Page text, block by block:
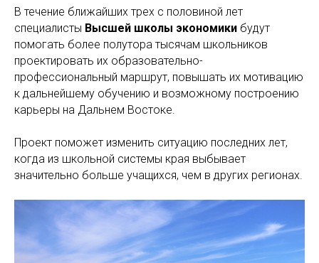
В течение ближайших трех с половиной лет
специалисты Высшей школы экономики будут
помогать более полутора тысячам школьников
проектировать их образовательно-
профессиональный маршрут, повышать их мотивацию
к дальнейшему обучению и возможному построению
карьеры на Дальнем Востоке.
Проект поможет изменить ситуацию последних лет,
когда из школьной системы края выбывает
значительно больше учащихся, чем в других регионах.